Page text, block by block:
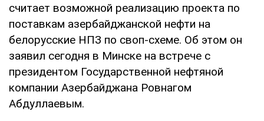
считает возможной реализацию проекта по
поставкам азербайджанской нефти на
белорусские НПЗ по своп-схеме. Об этом он
заявил сегодня в Минске на встрече с
президентом Государственной нефтяной
компании Азербайджана Ровнагом
Абдуллаевым.